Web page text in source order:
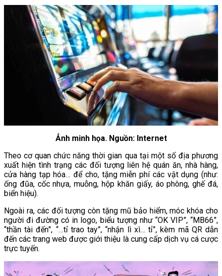
Ảnh minh họa. Nguồn: Internet
Theo cơ quan chức năng thời gian qua tại một số địa phương
xuất hiện tình trạng các đối tượng liên hệ quán ăn, nhà hàng,
cửa hàng tạp hóa… để cho, tặng miễn phí các vật dụng (như:
ống đũa, cốc nhựa, muỗng, hộp khăn giấy, áo phông, ghế đá,
biển hiệu).
Ngoài ra, các đối tượng còn tặng mũ bảo hiểm, móc khóa cho
người đi đường có in logo, biểu tượng như “OK VIP”, “MB66”,
“thần tài đến”, “…tỉ trao tay”, “nhận lì xì… tỉ”, kèm mã QR dẫn
đến các trang web được giới thiệu là cung cấp dịch vụ cá cược
trực tuyến.